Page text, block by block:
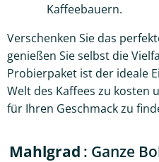
Kaffeebauern.
Verschenken Sie das
genießen Sie selbst die
Probierpaket ist der ideale
Welt des Kaffees zu kosten
für Ihren Geschmack zu
Mahlgrad : Ganze